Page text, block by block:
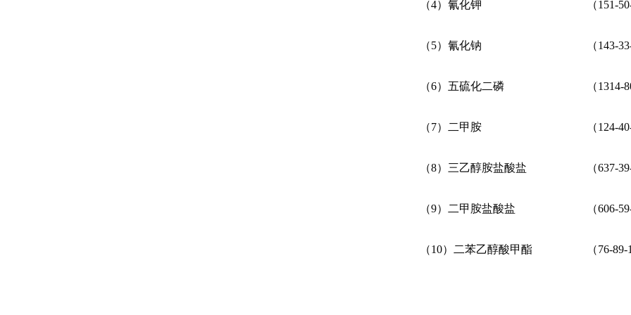
（4） 氰化钾 （151-
（5） 氰化钠 （143-
（6） 五硫化二磷 （1314-
（7） 二甲胺 （124-
（8） 三乙醇胺盐酸盐 （637-
（9） 二甲胺盐酸盐 （606-
（10） 二苯乙醇酸甲酯 （76-89-1